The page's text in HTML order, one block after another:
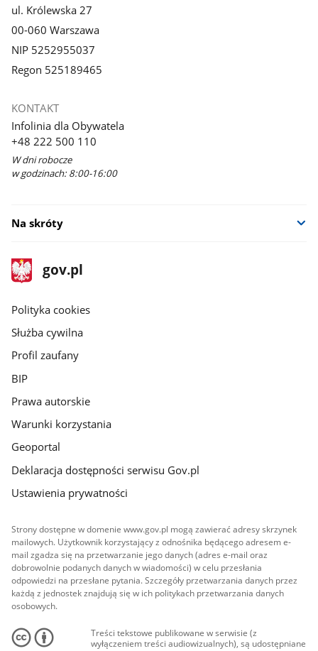
ul. Królewska 27
00-060 Warszawa
NIP 5252955037
Regon 525189465
KONTAKT
Infolinia dla Obywatela
+48 222 500 110
W dni robocze
w godzinach: 8:00-16:00
Na skróty
stopka
gov.pl
Strona
gov.pl
gov.pl
Polityka cookies
Służba cywilna
Profil zaufany
BIP
Prawa autorskie
Warunki korzystania
Geoportal
Deklaracja dostępności serwisu Gov.pl
Ustawienia prywatności
Strony dostępne w domenie www.gov.pl mogą zawierać adresy skrzynek
mailowych. Użytkownik korzystający z odnośnika będącego adresem e-
mail zgadza się na przetwarzanie jego danych (adres e-mail oraz
dobrowolnie podanych danych w wiadomości) w celu przesłania
odpowiedzi na przesłane pytania. Szczegóły przetwarzania danych przez
każdą z jednostek znajdują się w ich politykach przetwarzania danych
osobowych.
Treści tekstowe publikowane w serwisie (z
wyłączeniem treści audiowizualnych), są udostępniane